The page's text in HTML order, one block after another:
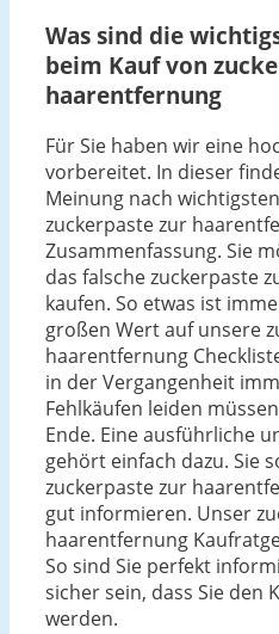
Was sind die
beim Kauf von
haarentfernung
Für Sie haben wir eine
vorbereitet. In dieser
Meinung nach
zuckerpaste zur
Zusammenfassung. Sie
das falsche zuckerpaste
kaufen. So etwas ist
großen Wert auf unsere
haarentfernung
in der Vergangenheit
Fehlkäufen leiden
Ende. Eine ausführliche
gehört einfach dazu. Sie
zuckerpaste zur
gut informieren. Unser
haarentfernung
So sind Sie perfekt
sicher sein, dass Sie den
werden.